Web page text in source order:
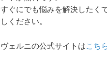
すぐにでも悩みを解決したく
しください。
ヴェルニの公式サイトはこち